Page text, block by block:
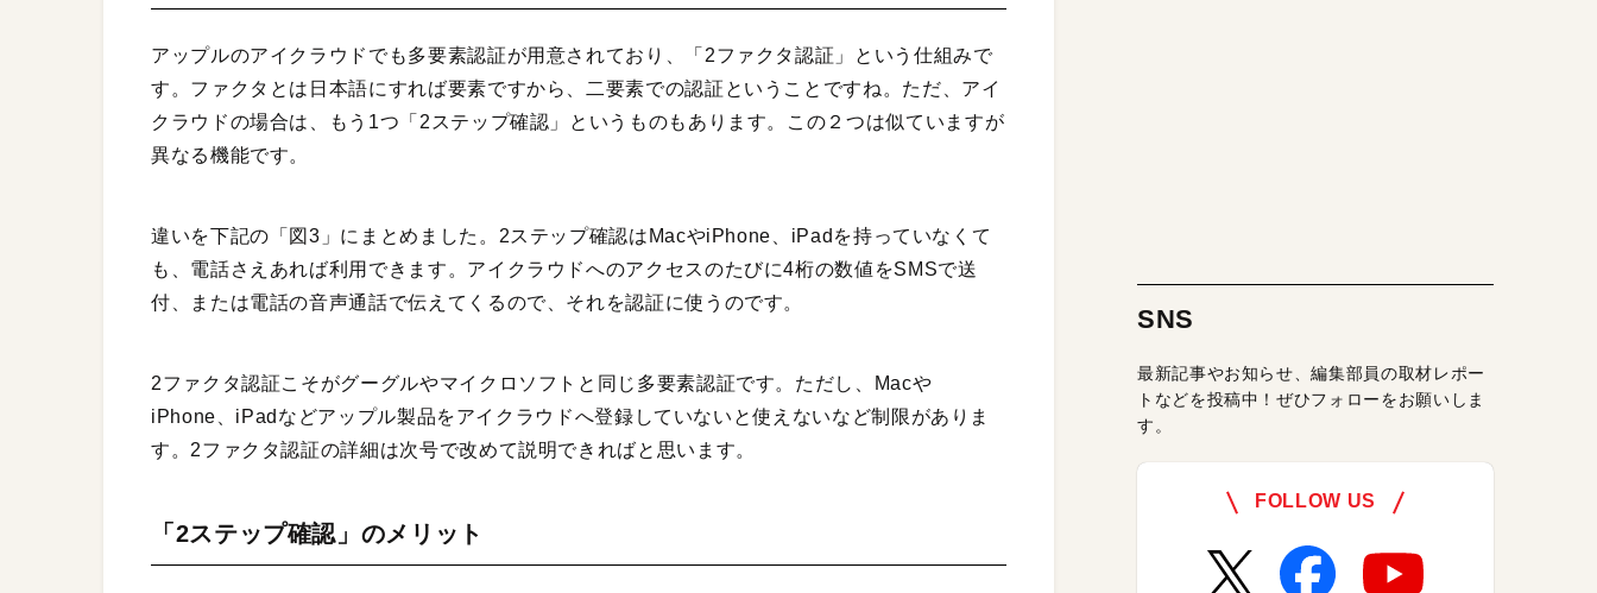
アップルのアイクラウドでも多要素認証が用意されており、「2ファクタ認証」という仕組みで
す。ファクタとは日本語にすれば要素ですから、二要素での認証ということですね。ただ、アイ
クラウドの場合は、もう1つ「2ステップ確認」というものもあります。この２つは似ていますが
異なる機能です。
違いを下記の「図3」にまとめました。2ステップ確認はMacやiPhone、iPadを持っていなくて
も、電話さえあれば利用できます。アイクラウドへのアクセスのたびに4桁の数値をSMSで送
付、または電話の音声通話で伝えてくるので、それを認証に使うのです。
2ファクタ認証こそがグーグルやマイクロソフトと同じ多要素認証です。ただし、Macや
iPhone、iPadなどアップル製品をアイクラウドへ登録していないと使えないなど制限がありま
す。2ファクタ認証の詳細は次号で改めて説明できればと思います。
「2ステップ確認」のメリット
SNS
最新記事やお知らせ、編集部員の取材レポー
トなどを投稿中！ぜひフォローをお願いしま
す。
FOLLOW US